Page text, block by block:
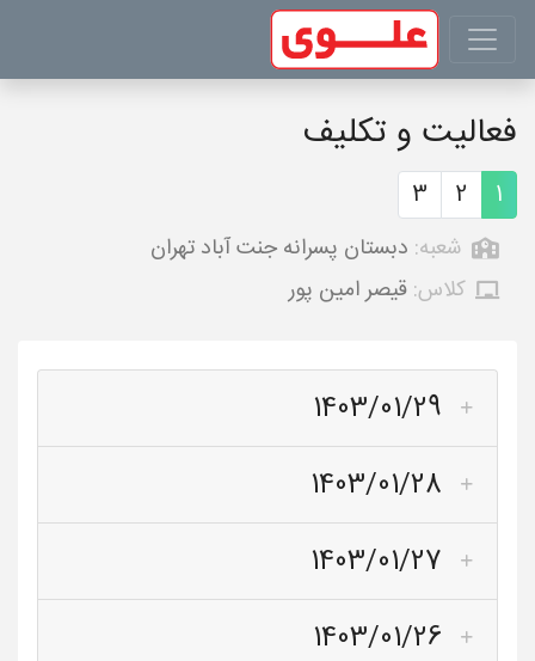
فعالیت و تکلیف
1
2
3
شعبه: دبستان پسرانه جنت آباد تهران
کلاس: قیصر امین پور
1403/01/29
1403/01/28
1403/01/27
1403/01/26